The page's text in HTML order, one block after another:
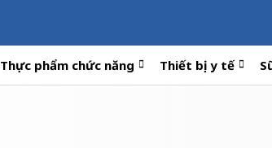
Thực phẩm chức năng Thiết bị y tế